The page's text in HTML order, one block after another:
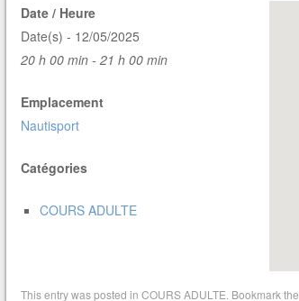
Date / Heure
Date(s) - 12/05/2025
20 h 00 min - 21 h 00 min
Emplacement
Nautisport
Catégories
COURS ADULTE
This entry was posted in COURS ADULTE . Bookmark the